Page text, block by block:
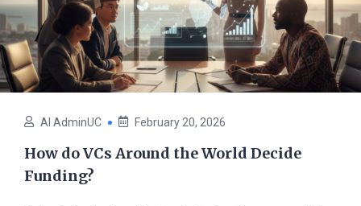
AI AdminUC February 20, 2026
How do VCs Around the World Decide
Funding?